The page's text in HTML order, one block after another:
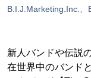
B.I.J.Marketing.Inc.
新人バンドや伝説
在世界中のバンド